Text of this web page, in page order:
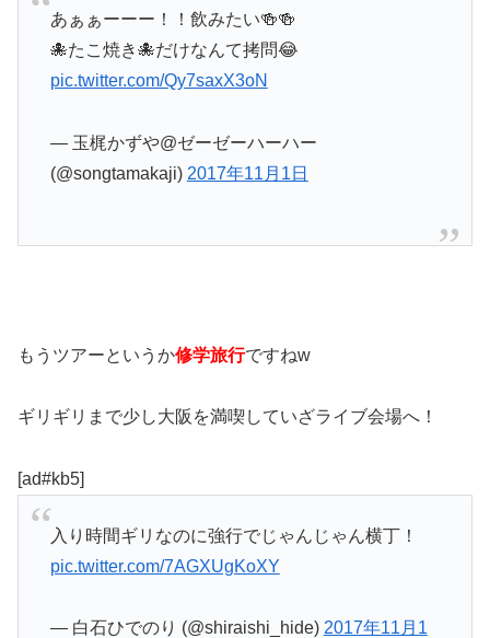
あぁぁーーー！！飲みたい🍻🍻
🐙たこ焼き🐙だけなんて拷問😂
pic.twitter.com/Qy7saxX3oN
— 玉梶かずや@ゼーゼーハーハー
(@songtamakaji) 2017年11月1日
もうツアーというか修学旅行ですねw
ギリギリまで少し大阪を満喫していざライブ会場へ！
[ad#kb5]
入り時間ギリなのに強行でじゃんじゃん横丁！
pic.twitter.com/7AGXUgKoXY
— 白石ひでのり (@shiraishi_hide) 2017年11月1